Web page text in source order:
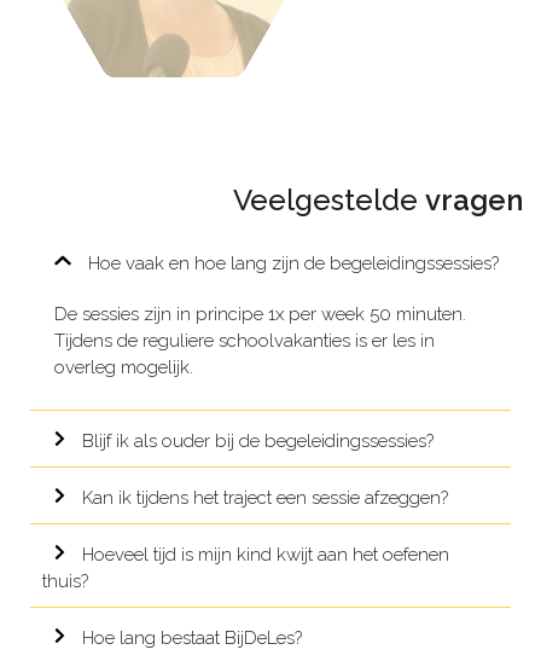
Veelgestelde vragen
Hoe vaak en hoe lang zijn de begeleidingssessies?
De sessies zijn in principe 1x per week 50 minuten.
Tijdens de reguliere schoolvakanties is er les in
overleg mogelijk.
Blijf ik als ouder bij de begeleidingssessies?
Kan ik tijdens het traject een sessie afzeggen?
Hoeveel tijd is mijn kind kwijt aan het oefenen
thuis?
Hoe lang bestaat BijDeLes?